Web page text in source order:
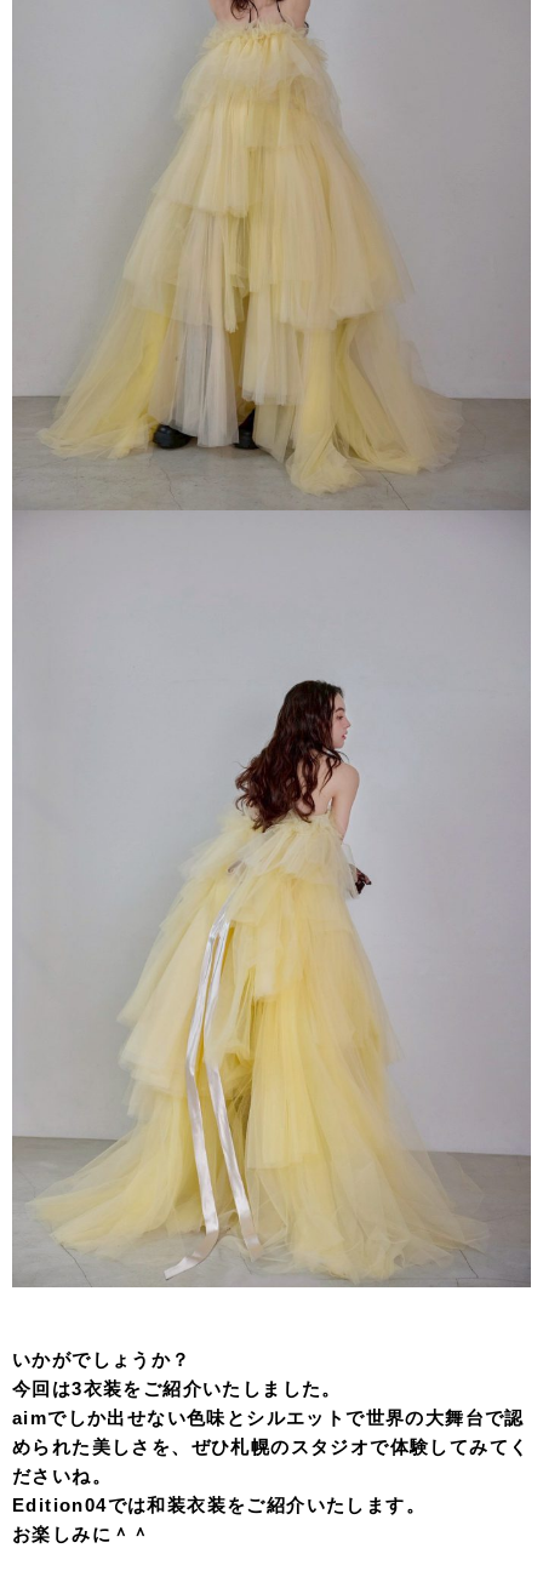
いかがでしょうか？
今回は3衣装をご紹介いたしました。
aimでしか出せない色味とシルエットで世界の大舞台で認
められた美しさを、ぜひ札幌のスタジオで体験してみてく
ださいね。
Edition04では和装衣装をご紹介いたします。
お楽しみに＾＾